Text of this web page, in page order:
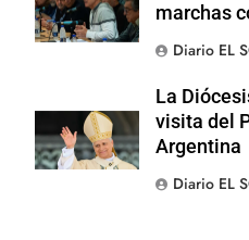
marchas
Diario EL
La
visita del
Argentina
Diario EL